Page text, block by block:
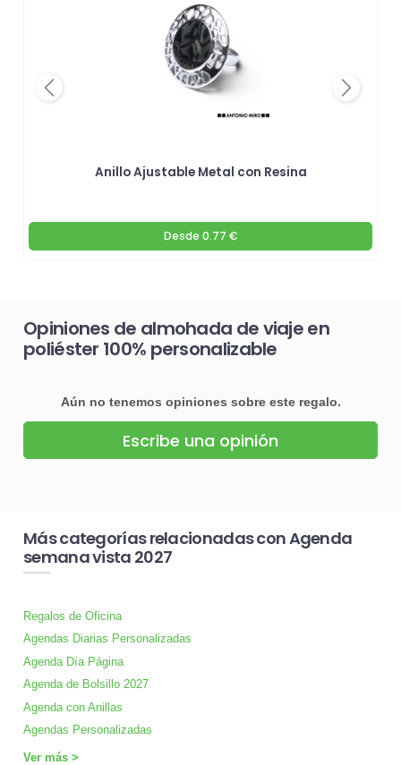
Anillo Ajustable Metal con Resina
Desde 0.77 €
Previous Next
Opiniones de almohada de viaje en
poliéster 100% personalizable
Aún no tenemos opiniones sobre este regalo.
Escribe una opinión
Más categorías relacionadas con Agenda
semana vista 2027
Regalos de Oficina
Agendas Diarias Personalizadas
Agenda Día Página
Agenda de Bolsillo 2027
Agenda con Anillas
Agendas Personalizadas
Ver más >